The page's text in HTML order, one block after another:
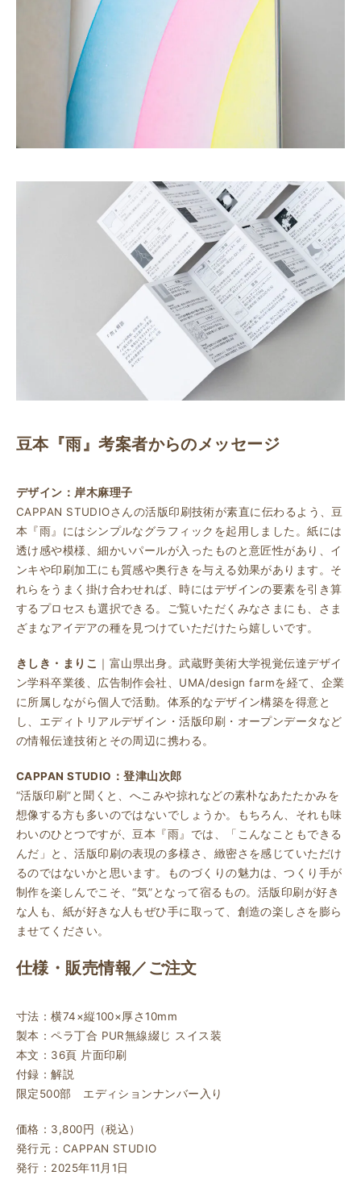
豆本『雨』考案者からのメッセージ
デザイン：岸木麻理子
CAPPAN STUDIOさんの活版印刷技術が素直に伝わるよう、豆
本『雨』にはシンプルなグラフィックを起用しました。紙には
透け感や模様、細かいパールが入ったものと意匠性があり、イ
ンキや印刷加工にも質感や奥行きを与える効果があります。そ
れらをうまく掛け合わせれば、時にはデザインの要素を引き算
するプロセスも選択できる。ご覧いただくみなさまにも、さま
ざまなアイデアの種を見つけていただけたら嬉しいです。
きしき・まりこ ｜富山県出身。武蔵野美術大学視覚伝達デザイ
ン学科卒業後、広告制作会社、UMA/design farmを経て、企業
に所属しながら個人で活動。体系的なデザイン構築を得意と
し、エディトリアルデザイン・活版印刷・オープンデータなど
の情報伝達技術とその周辺に携わる。
CAPPAN STUDIO：登津山次郎
“活版印刷”と聞くと、へこみや掠れなどの素朴なあたたかみを
想像する方も多いのではないでしょうか。もちろん、それも味
わいのひとつですが、豆本『雨』では、「こんなこともできる
んだ」と、活版印刷の表現の多様さ、緻密さを感じていただけ
るのではないかと思います。ものづくりの魅力は、つくり手が
制作を楽しんでこそ、“気”となって宿るもの。活版印刷が好き
な人も、紙が好きな人もぜひ手に取って、創造の楽しさを膨ら
ませてください。
仕様・販売情報／ご注文
寸法：横74×縦100×厚さ10mm
製本：ペラ丁合 PUR無線綴じ スイス装
本文：36頁 片面印刷
付録：解説
限定500部 エディションナンバー入り
価格：3,800円（税込）
発行元：CAPPAN STUDIO
発行：2025年11月1日